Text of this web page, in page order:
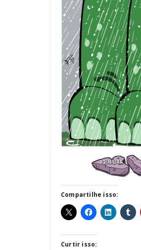
Compartilhe isso:
Curtir isso: